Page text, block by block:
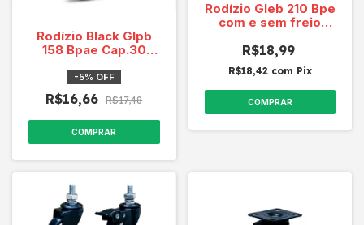
Rodízio Black Glpb
158 Bpae Cap.30
-5% OFF
R$16,66 R$17,48
COMPRAR
Rodízio Gleb 210 Bpe
com e sem freio
6510
R$18,99
R$18,42 com Pix
COMPRAR